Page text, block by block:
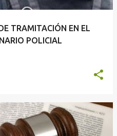
TRAMITACIÓN EN EL
POLICIAL